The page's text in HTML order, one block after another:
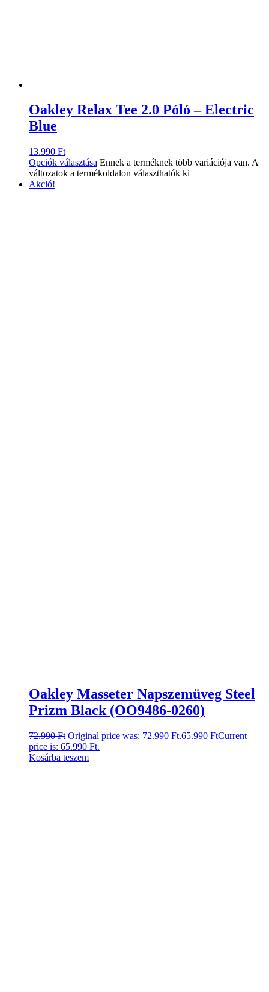
Oakley Relax Tee 2.0 Póló – Electric
Blue
13.990 Ft
Opciók választása Ennek a terméknek több variációja van. A
változatok a termékoldalon választhatók ki
Akció!
Oakley Masseter Napszemüveg Steel
Prizm Black (OO9486-0260)
72.990Ft Original price was: 72.990 Ft.65.990 FtCurrent
price is: 65.990 Ft.
Kosárba teszem